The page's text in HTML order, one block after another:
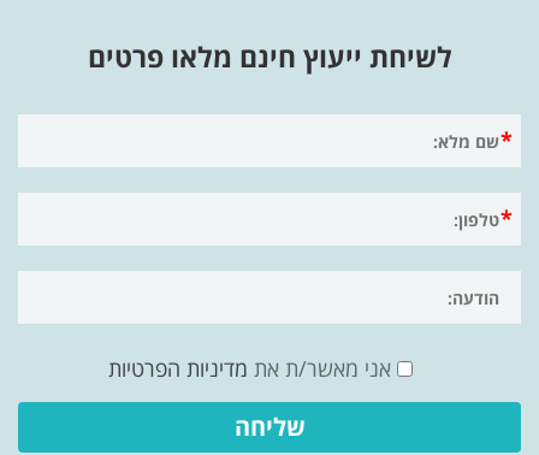
לשיחת ייעוץ חינם מלאו פרטים
אני מאשר/ת את מדיניות הפרטיות